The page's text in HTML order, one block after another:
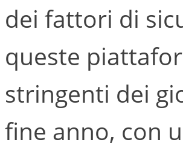
dei fattori di
queste
stringenti dei
fine anno, con